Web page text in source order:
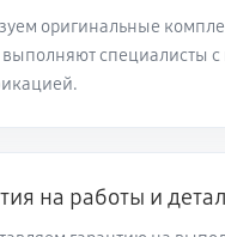
жгута электропроводки
фильтра
оригинальные
специалисты
на работы и